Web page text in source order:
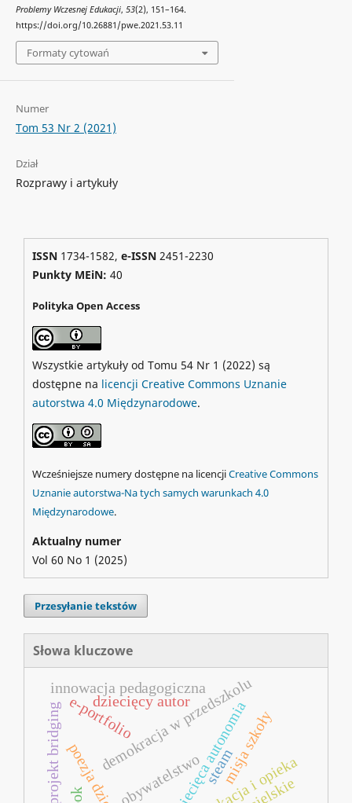
Problemy Wczesnej Edukacji, 53(2), 151–164.
https://doi.org/10.26881/pwe.2021.53.11
Formaty cytowań
Numer
Tom 53 Nr 2 (2021)
Dział
Rozprawy i artykuły
ISSN1734-1582, e-ISSN2451-2230
Punkty MEiN: 40
Polityka Open Access
Wszystkie artykuły od Tomu 54 Nr 1 (2022) są
dostępne na licencji Creative Commons Uznanie
autorstwa 4.0 Międzynarodowe.
Wcześniejsze numery dostępne na licencjiCreative Commons
Uznanie autorstwa-Na tych samych warunkach 4.0
Międzynarodowe.
Aktualny numer
Vol 60 No 1 (2025)
Przesyłanie tekstów
Słowa kluczowe
dziecięca autonomia
demokracja w przedszkolu
innowacja pedagogiczna
dziecięcy autor
steam
obywatelstwo
projekt bridging misja szkoły
e-portfolio